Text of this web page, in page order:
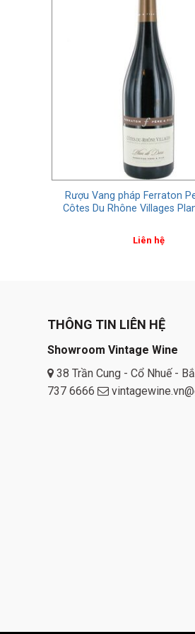
Rượu Vang pháp Ferraton
Côtes Du Rhône Villages
Liên hệ
THÔNG TIN LIÊN HỆ
Showroom Vintage Wine
38 Trần Cung - Cổ Nhuế -
737 6666